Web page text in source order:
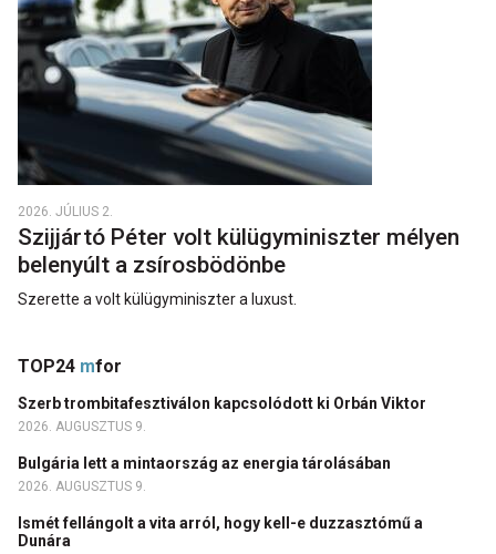
2026. JÚLIUS 2.
Szijjártó Péter volt külügyminiszter mélyen
belenyúlt a zsírosbödönbe
Szerette a volt külügyminiszter a luxust.
TOP24 mfor
Szerb trombitafesztiválon kapcsolódott ki Orbán Viktor
2026. AUGUSZTUS 9.
Bulgária lett a mintaország az energia tárolásában
2026. AUGUSZTUS 9.
Ismét fellángolt a vita arról, hogy kell-e duzzasztómű a
Dunára